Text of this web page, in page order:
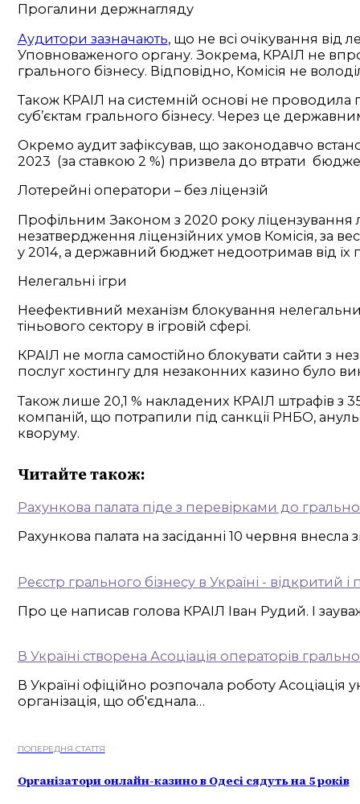
Прогалини держнагляду
Аудитори зазначають, що не всі очікування від
Уповноваженого органу. Зокрема, КРАІЛ не
грального бізнесу. Відповідно, Комісія не
Також КРАІЛ на системній основі не проводила
суб’єктам грального бізнесу. Через це
Окремо аудит зафіксував, що законодавчо
2023 (за ставкою 2 %) призвела до втрати
Лотерейні оператори – без ліцензій
Профільним Законом з 2020 року ліцензування
незатвердження ліцензійних умов Комісія, за
у 2014, а державний бюджет недоотримав від
Нелегальні ігри
Неефективний механізм блокування
тіньового сектору в ігровій сфері.
КРАІЛ не могла самостійно блокувати сайти з
послуг хостингу для незаконних казино було
Також лише 20,1 % накладених КРАІЛ штрафів з
компаній, що потрапили під санкції РНБО,
кворуму.
Читайте також:
Рахункова палата піде з перевірками до
Рахункова палата на засіданні 10 червня
Реєстр грального бізнесу в Україні - відкритий
Про це написав голова КРАІЛ Іван Рудий. І
В Україні створена Асоціація операторів
В Україні офіційно розпочала роботу
організація, що об'єднала…
ПОПЕРЕДНЯ СТАТТЯ
Організатори онлайн-казино в Одесі сядуть на 5 років